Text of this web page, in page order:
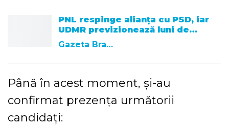
PNL respinge alianța cu PSD, iar
UDMR previzionează luni de…
Gazeta Brasovului
Până în acest moment, și-au
confirmat prezența următorii
candidați: